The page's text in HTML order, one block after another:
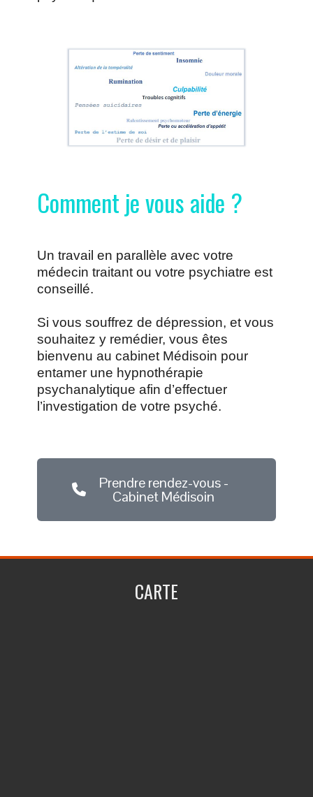
Comment je vous aide ?
Un travail en parallèle avec votre
médecin traitant ou votre psychiatre est
conseillé.
Si vous souffrez de dépression, et vous
souhaitez y remédier, vous êtes
bienvenu au cabinet Médisoin pour
entamer une hypnothérapie
psychanalytique afin d’effectuer
l’investigation de votre psyché.
Prendre rendez-vous -
Cabinet Médisoin
CARTE